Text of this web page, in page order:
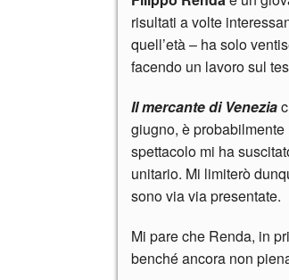
risultati a volte
quell’età – ha solo
facendo un lavoro sul
Il mercante di Venezia
giugno, è
spettacolo mi ha
unitario. Mi limiterò
sono via via presentate.
Mi pare che Renda, in
benché ancora non